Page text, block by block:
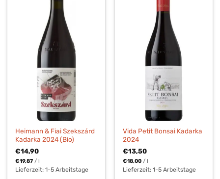
Heimann & Fiai Szekszárd
Kadarka 2024 (Bio)
€14,90
€19,87 /l
Lieferzeit:1-5 Arbeitstage
Vida Petit Bonsai Kadarka
2024
€13,50
€18,00 /l
Lieferzeit:1-5 Arbeitstage